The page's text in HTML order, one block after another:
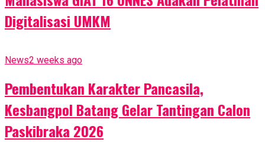
Digitalisasi UMKM
News2 weeks ago
Pembentukan Karakter Pancasila,
Kesbangpol Batang Gelar Tantingan Calon
Paskibraka 2026